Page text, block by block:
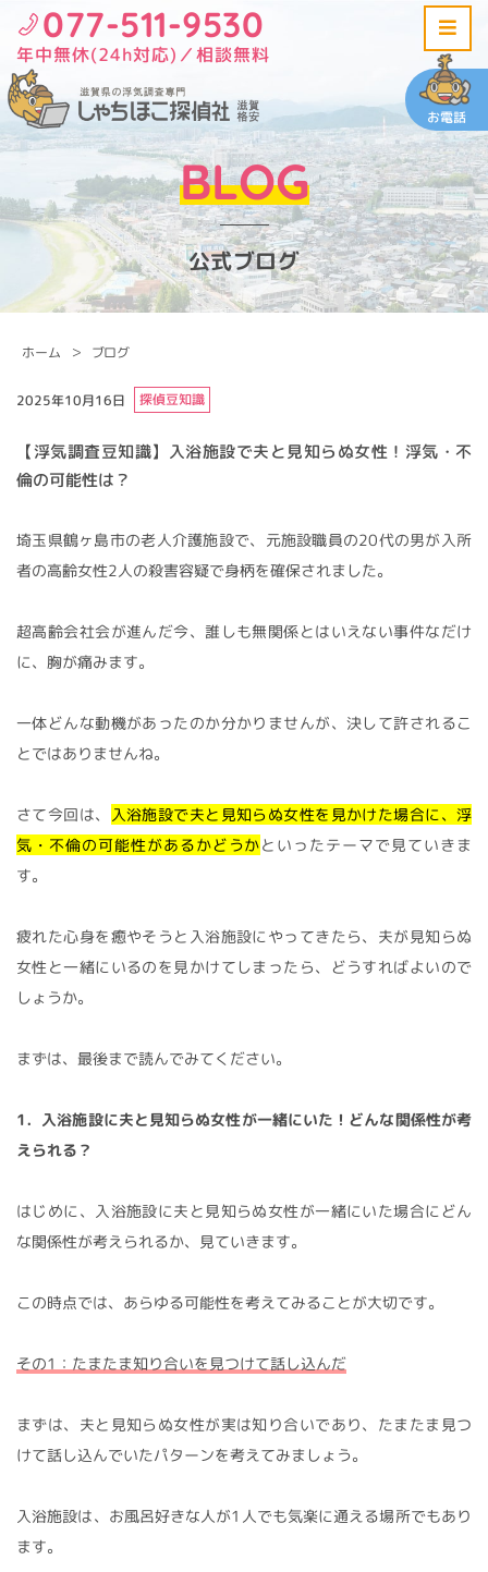
お電話
077-511-9530
年中無休(24h対応)／相談無料
BLOG
公式ブログ
ホーム ブログ
2025年10月16日 探偵豆知識
【浮気調査豆知識】入浴施設で夫と見知らぬ女性！浮気・不
倫の可能性は？
埼玉県鶴ヶ島市の老人介護施設で、元施設職員の20代の男が入所
者の高齢女性2人の殺害容疑で身柄を確保されました。
超高齢会社会が進んだ今、誰しも無関係とはいえない事件なだけ
に、胸が痛みます。
一体どんな動機があったのか分かりませんが、決して許されるこ
とではありませんね。
さて今回は、
入浴施設で夫と見知らぬ女性を見かけた場合に、浮
気・不倫の可能性があるかどうかといったテーマで見ていきま
す。
疲れた心身を癒やそうと入浴施設にやってきたら、夫が見知らぬ
女性と一緒にいるのを見かけてしまったら、どうすればよいので
しょうか。
まずは、最後まで読んでみてください。
1．入浴施設に夫と見知らぬ女性が一緒にいた！どんな関係性が考
えられる？
はじめに、入浴施設に夫と見知らぬ女性が一緒にいた場合にどん
な関係性が考えられるか、見ていきます。
この時点では、あらゆる可能性を考えてみることが大切です。
その1：たまたま知り合いを見つけて話し込んだ
まずは、夫と見知らぬ女性が実は知り合いであり、たまたま見つ
けて話し込んでいたパターンを考えてみましょう。
入浴施設は、お風呂好きな人が1人でも気楽に通える場所でもあり
ます。